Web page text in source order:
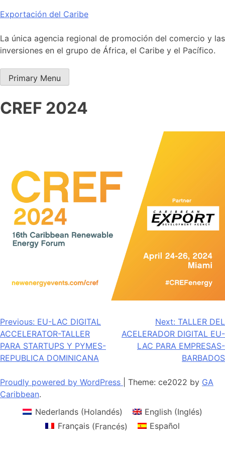
Skip
content
Exportación del Caribe
La única agencia regional de promoción del comercio y las
inversiones en el grupo de África, el Caribe y el Pacífico.
Primary Menu
CREF 2024
Navegación
de
entradas
Previous: EU-LAC DIGITAL
ACCELERATOR-TALLER
PARA STARTUPS Y PYMES-
REPUBLICA DOMINICANA
Next: TALLER DEL
ACELERADOR DIGITAL EU-
LAC PARA EMPRESAS-
BARBADOS
Proudly powered by WordPress Theme: ce2022 by GA
Caribbean.
Nederlands(Holandés) English(Inglés)
Français(Francés) Español